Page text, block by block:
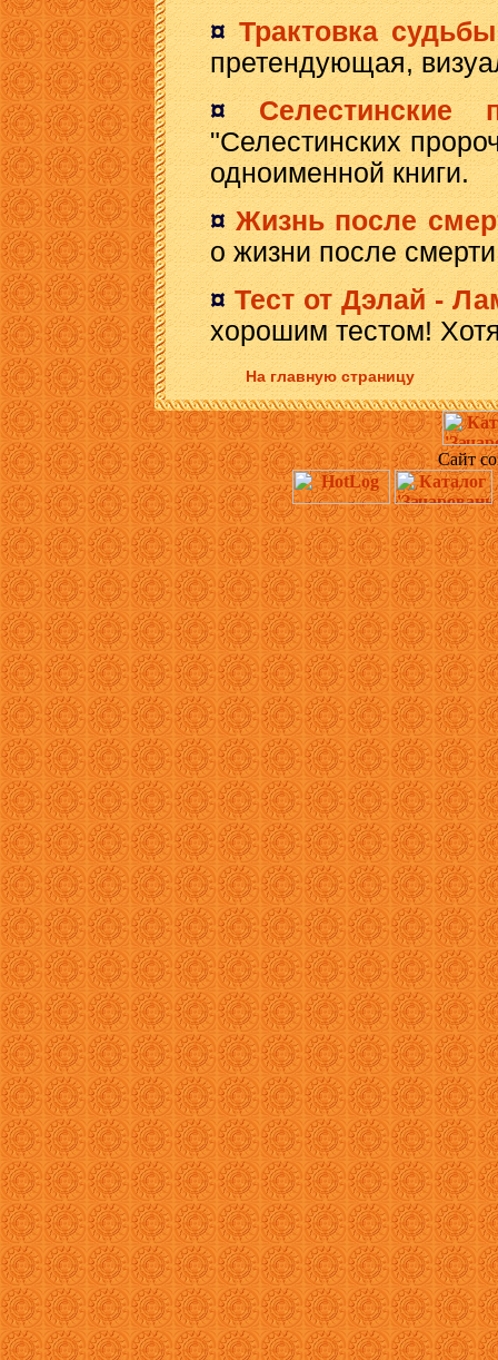
¤ Трактовка судьбы
претендующая,
¤
Селестинские
"Селестинских
одноименной книги.
¤ Жизнь после
о жизни после
¤ Тест от Дэлай -
хорошим тестом!
На главную страницу
Сайт